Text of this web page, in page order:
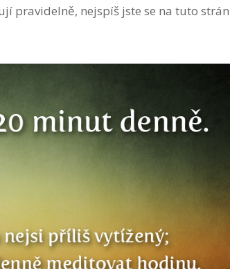
pravidelně, nejspíš jste se na tuto